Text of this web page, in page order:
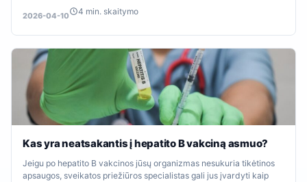
2026-04-10 4 min. skaitymo
Kas yra neatsakantis į hepatito B vakciną asmuo?
Jeigu po hepatito B vakcinos jūsų organizmas nesukuria tikėtinos
apsaugos, sveikatos priežiūros specialistas gali jus įvardyti kaip